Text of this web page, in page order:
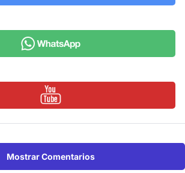
Mostrar Comentarios